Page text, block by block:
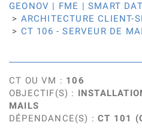
GEONOV | FME | SMART
ARCHITECTURE CLIENT-
CT 106 - SERVEUR DE
CT OU VM : 106
OBJECTIF(S) :
MAILS
DÉPENDANCE(S) :CT 101